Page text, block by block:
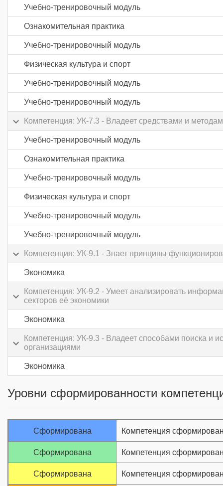
Учебно-тренировочный модуль
Ознакомительная практика
Учебно-тренировочный модуль
Физическая культура и спорт
Учебно-тренировочный модуль
Учебно-тренировочный модуль
Компетенция: УК-7.3 - Владеет средствами и
Учебно-тренировочный модуль
Ознакомительная практика
Учебно-тренировочный модуль
Физическая культура и спорт
Учебно-тренировочный модуль
Учебно-тренировочный модуль
Компетенция: УК-9.1 - Знает принципы
Экономика
Компетенция: УК-9.2 - Умеет анализировать
секторов её экономики
Экономика
Компетенция: УК-9.3 - Владеет способами поиска и
организациями
Экономика
Уровни сформированности
Сформирована
Компетенция
Сформирована
Компетенция
Сформирована
Компетенция